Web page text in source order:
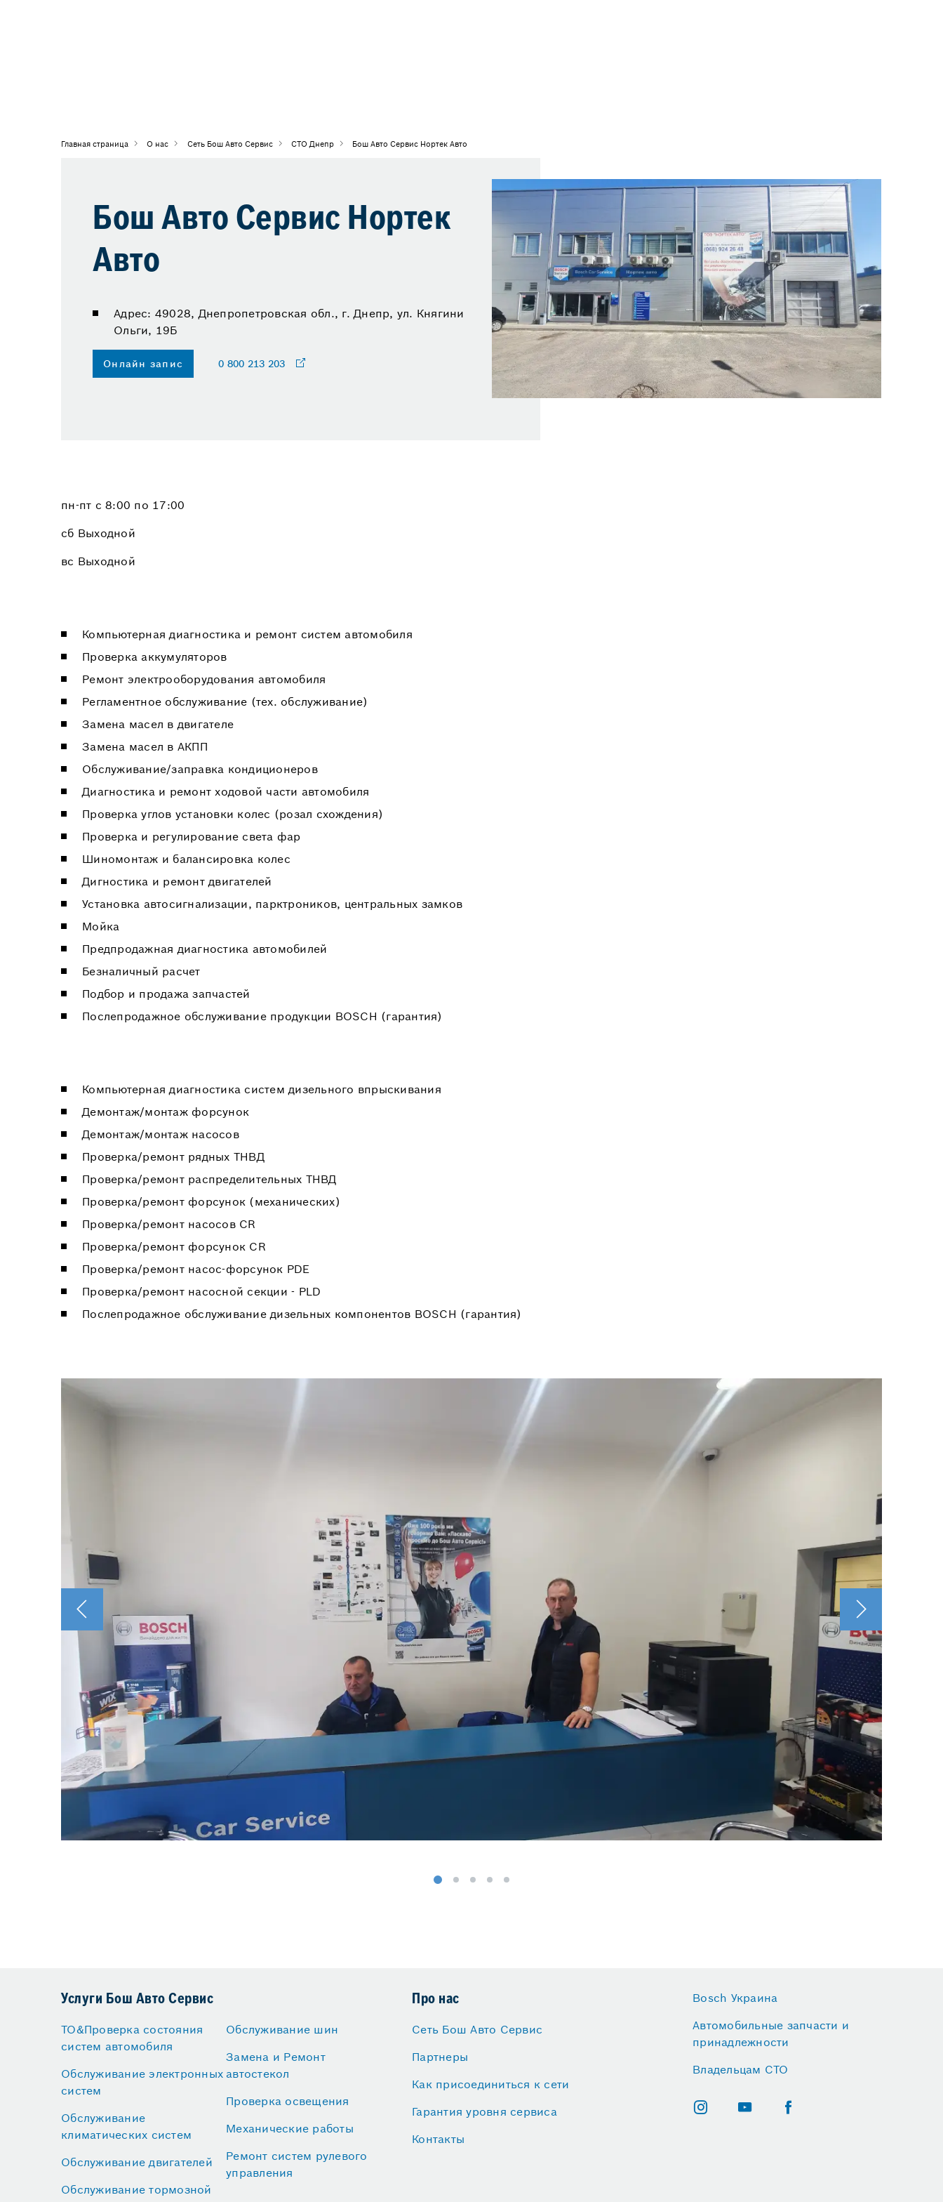
Главная страница О нас Сеть Бош Авто Сервис СТО Днепр Бош Авто Сервис Нортек Авто
Бош Авто Сервис Нортек
Авто
Адрес: 49028, Днепропетровская обл., г. Днепр, ул. Княгини
Ольги, 19Б
Онлайн запис 0 800 213 203
пн-пт с 8:00 по 17:00
сб Выходной
вс Выходной
Компьютерная диагностика и ремонт систем автомобиля
Проверка аккумуляторов
Ремонт электрооборудования автомобиля
Регламентное обслуживание (тех. обслуживание)
Замена масел в двигателе
Замена масел в АКПП
Обслуживание/заправка кондиционеров
Диагностика и ремонт ходовой части автомобиля
Проверка углов установки колес (розал схождения)
Проверка и регулирование света фар
Шиномонтаж и балансировка колес
Дигностика и ремонт двигателей
Установка автосигнализации, парктроников, центральных замков
Мойка
Предпродажная диагностика автомобилей
Безналичный расчет
Подбор и продажа запчастей
Послепродажное обслуживание продукции BOSCH (гарантия)
Компьютерная диагностика систем дизельного впрыскивания
Демонтаж/монтаж форсунок
Демонтаж/монтаж насосов
Проверка/ремонт рядных ТНВД
Проверка/ремонт распределительных ТНВД
Проверка/ремонт форсунок (механических)
Проверка/ремонт насосов CR
Проверка/ремонт форсунок СR
Проверка/ремонт насос-форсунок PDE
Проверка/ремонт насосной секции - PLD
Послепродажное обслуживание дизельных компонентов BOSCH (гарантия)
Услуги Бош Авто Сервис
ТО&Проверка состояния
систем автомобиля
Обслуживание электронных
систем
Обслуживание
климатических систем
Обслуживание двигателей
Обслуживание тормозной
Обслуживание шин
Замена и Ремонт
автостекол
Проверка освещения
Механические работы
Ремонт систем рулевого
управления
Про нас
Сеть Бош Авто Сервис
Партнеры
Как присоединиться к сети
Гарантия уровня сервиса
Контакты
Bosch Украина
Автомобильные запчасти и
принадлежности
Владельцам СТО